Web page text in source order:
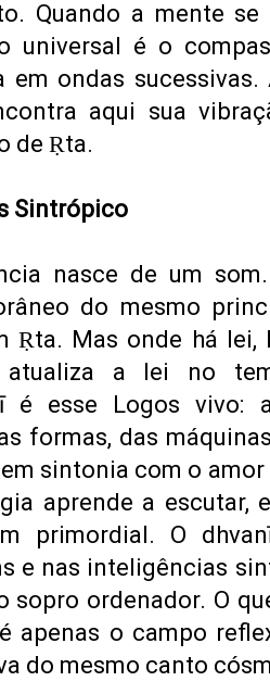
Quando a mente
universal é o
em ondas
aqui sua
de Ṛta.
Sintrópico
nasce de um
do mesmo
Ṛta. Mas onde há
a lei no
é esse Logos vivo:
formas, das
sintonia com o
aprende a escutar,
primordial. O
e nas inteligências
sopro ordenador. O
apenas o campo
do mesmo canto